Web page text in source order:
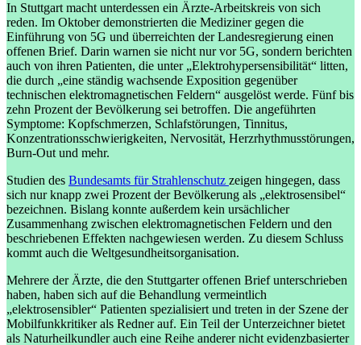
In Stuttgart macht unterdessen ein Ärzte-Arbeitskreis von sich
reden. Im Oktober demonstrierten die Mediziner gegen die
Einführung von 5G und überreichten der Landesregierung einen
offenen Brief. Darin warnen sie nicht nur vor 5G, sondern berichten
auch von ihren Patienten, die unter „Elektrohypersensibilität“ litten,
die durch „eine ständig wachsende Exposition gegenüber
technischen elektromagnetischen Feldern“ ausgelöst werde. Fünf bis
zehn Prozent der Bevölkerung sei betroffen. Die angeführten
Symptome: Kopfschmerzen, Schlafstörungen, Tinnitus,
Konzentrationsschwierigkeiten, Nervosität, Herzrhythmusstörungen,
Burn-Out und mehr.
Studien des Bundesamts für Strahlenschutz zeigen hingegen, dass
sich nur knapp zwei Prozent der Bevölkerung als „elektrosensibel“
bezeichnen. Bislang konnte außerdem kein ursächlicher
Zusammenhang zwischen elektromagnetischen Feldern und den
beschriebenen Effekten nachgewiesen werden. Zu diesem Schluss
kommt auch die Weltgesundheitsorganisation.
Mehrere der Ärzte, die den Stuttgarter offenen Brief unterschrieben
haben, haben sich auf die Behandlung vermeintlich
„elektrosensibler“ Patienten spezialisiert und treten in der Szene der
Mobilfunkkritiker als Redner auf. Ein Teil der Unterzeichner bietet
als Naturheilkundler auch eine Reihe anderer nicht evidenzbasierter